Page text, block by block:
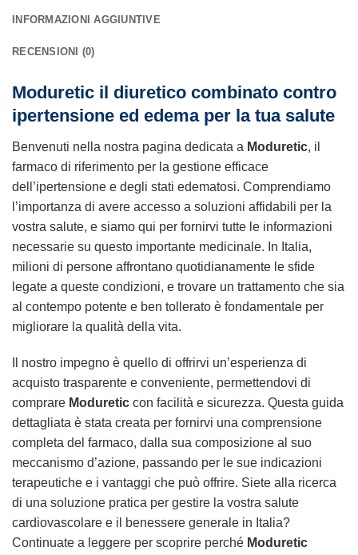
INFORMAZIONI AGGIUNTIVE
RECENSIONI (0)
Moduretic il diuretico combinato contro
ipertensione ed edema per la tua salute
Benvenuti nella nostra pagina dedicata a Moduretic, il
farmaco di riferimento per la gestione efficace
dell’ipertensione e degli stati edematosi. Comprendiamo
l’importanza di avere accesso a soluzioni affidabili per la
vostra salute, e siamo qui per fornirvi tutte le informazioni
necessarie su questo importante medicinale. In Italia,
milioni di persone affrontano quotidianamente le sfide
legate a queste condizioni, e trovare un trattamento che sia
al contempo potente e ben tollerato è fondamentale per
migliorare la qualità della vita.
Il nostro impegno è quello di offrirvi un’esperienza di
acquisto trasparente e conveniente, permettendovi di
comprare Moduretic con facilità e sicurezza. Questa guida
dettagliata è stata creata per fornirvi una comprensione
completa del farmaco, dalla sua composizione al suo
meccanismo d’azione, passando per le sue indicazioni
terapeutiche e i vantaggi che può offrire. Siete alla ricerca
di una soluzione pratica per gestire la vostra salute
cardiovascolare e il benessere generale in Italia?
Continuate a leggere per scoprire perché Moduretic